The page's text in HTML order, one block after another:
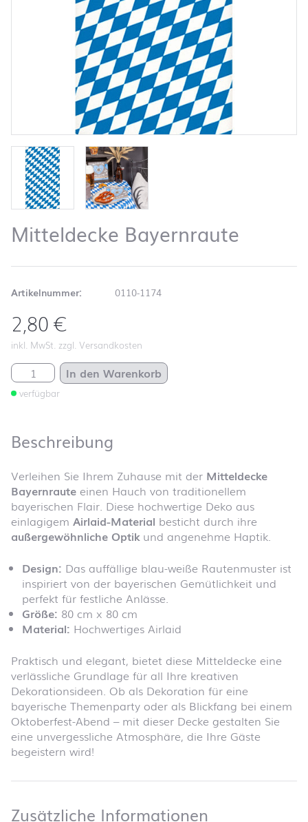
Mitteldecke Bayernraute
Artikelnummer: 0110-1174
2,80€
inkl. MwSt. zzgl. Versandkosten
Mitteldecke Bayernraute Menge
verfügbar
In den Warenkorb
Beschreibung
Verleihen Sie Ihrem Zuhause mit der Mitteldecke
Bayernraute einen Hauch von traditionellem
bayerischen Flair. Diese hochwertige Deko aus
einlagigem Airlaid-Material besticht durch ihre
außergewöhnliche Optik und angenehme Haptik.
Design: Das auffällige blau-weiße Rautenmuster ist
inspiriert von der bayerischen Gemütlichkeit und
perfekt für festliche Anlässe.
Größe: 80 cm x 80 cm
Material: Hochwertiges Airlaid
Praktisch und elegant, bietet diese Mitteldecke eine
verlässliche Grundlage für all Ihre kreativen
Dekorationsideen. Ob als Dekoration für eine
bayerische Themenparty oder als Blickfang bei einem
Oktoberfest-Abend – mit dieser Decke gestalten Sie
eine unvergessliche Atmosphäre, die Ihre Gäste
begeistern wird!
Zusätzliche Informationen